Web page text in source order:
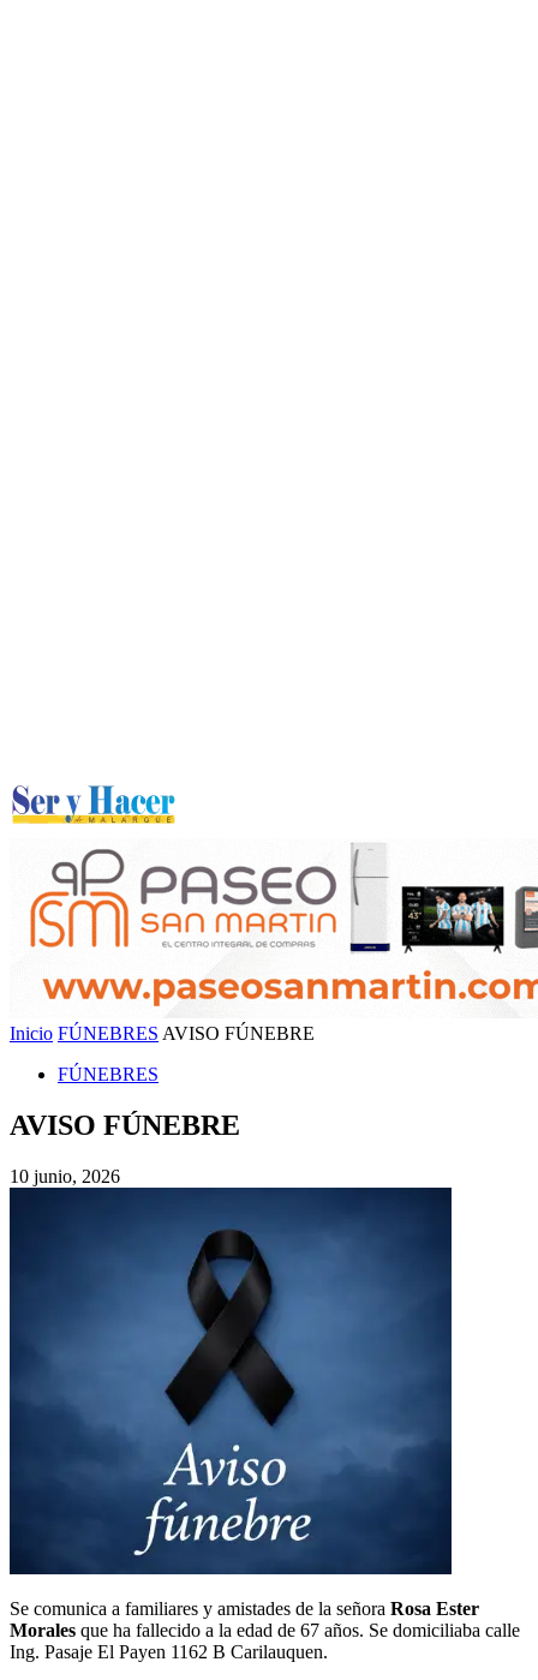
Inicio FÚNEBRES AVISO FÚNEBRE
FÚNEBRES
AVISO FÚNEBRE
10 junio, 2026
Se comunica a familiares y amistades de la señora Rosa Ester
Morales que ha fallecido a la edad de 67 años. Se domiciliaba calle
Ing. Pasaje El Payen 1162 B Carilauquen.